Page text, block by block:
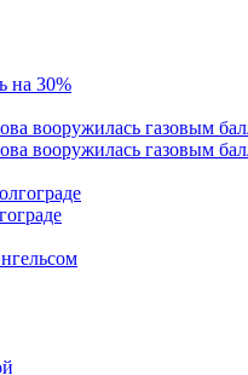
на 30%
вооружилась газовым